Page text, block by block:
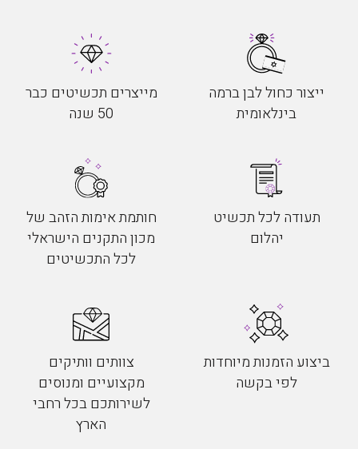
ייצור כחול לבן ברמה
בינלאומית
מייצרים תכשיטים כבר
50 שנה
תעודה לכל תכשיט
יהלום
חותמת אימות הזהב של
מכון התקנים הישראלי
לכל התכשיטים
ביצוע הזמנות מיוחדות
לפי בקשה
צוותים וותיקים
מקצועיים ומנוסים
לשירותכם בכל רחבי
הארץ